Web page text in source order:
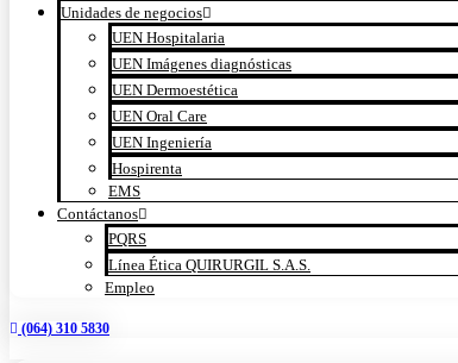
Unidades de negocios
UEN Hospitalaria
UEN Imágenes diagnósticas
UEN Dermoestética
UEN Oral Care
UEN Ingeniería
Hospirenta
EMS
Contáctanos
PQRS
Línea Ética QUIRURGIL S.A.S.
Empleo
(064) 310 5830